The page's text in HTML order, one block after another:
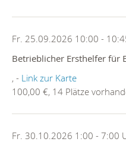
Fr. 25.09.2026 10:00 -
Betrieblicher Ersthelfer für
, - Link zur Karte
100,00 €, 14 Plätze
Fr. 30.10.2026 1:00 - 7:00